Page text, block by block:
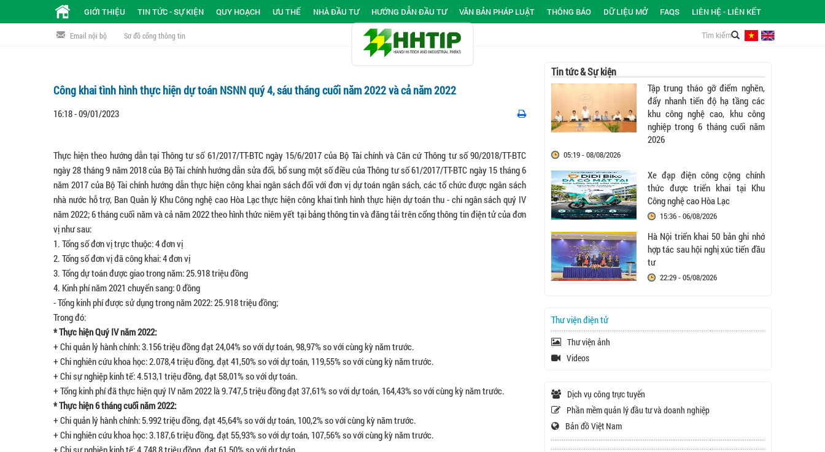
GIỚI THIỆU TIN TỨC - SỰ KIỆN QUY HOẠCH ƯU THẾ NHÀ ĐẦU TƯ HƯỚNG DẪN ĐẦU TƯ VĂN BẢN PHÁP LUẬT THÔNG BÁO DỮ LIỆU MỞ FAQS LIÊN HỆ - LIÊN KẾT
Email nội bộ Sơ đồ cổng thông tin
Công khai tình hình thực hiện dự toán NSNN quý 4, sáu tháng cuối năm 2022 và cả năm 2022
16:18 - 09/01/2023
Thực hiện theo hướng dẫn tại Thông tư số 61/2017/TT-BTC ngày 15/6/2017 của Bộ Tài chính và Căn cứ Thông tư số 90/2018/TT-BTC
ngày 28 tháng 9 năm 2018 của Bộ Tài chính hướng dẫn sửa đổi, bổ sung một số điều của Thông tư số 61/2017/TT-BTC ngày 15 tháng 6
năm 2017 của Bộ Tài chính hướng dẫn thực hiện công khai ngân sách đối với đơn vị dự toán ngân sách, các tổ chức được ngân sách
nhà nước hỗ trợ, Ban Quản lý Khu Công nghệ cao Hòa Lạc thực hiện công khai tình hình thực hiện dự toán thu - chi ngân sách quý IV
năm 2022; 6 tháng cuối năm và cả năm 2022 theo hình thức niêm yết tại bảng thông tin và đăng tải trên cổng thông tin điện tử của đơn
vị như sau:
1. Tổng số đơn vị trực thuộc: 4 đơn vị
2. Tổng số đơn vị đã công khai: 4 đơn vị
3. Tổng dự toán được giao trong năm: 25.918 triệu đồng
4. Kinh phí năm 2021 chuyển sang: 0 đồng
-Tổng kinh phí được sử dụng trong năm 2022: 25.918 triệu đồng;
Trong đó:
* Thực hiện Quý IV năm 2022:
+ Chi quản lý hành chính: 3.156 triệu đồng đạt 24,04% so với dự toán, 98,97% so với cùng kỳ năm trước.
+ Chi nghiên cứu khoa học: 2.078,4 triệu đồng, đạt 41,50% so với dự toán, 119,55% so với cùng kỳ năm trước.
+ Chi sự nghiệp kinh tế: 4.513,1 triệu đồng, đạt 58,01% so với dự toán.
+ Tổng kinh phí đã thực hiện quý IV năm 2022 là 9.747,5 triệu đồng đạt 37,61% so với dự toán, 164,43% so với cùng kỳ năm trước.
* Thực hiện 6 tháng cuối năm 2022:
+ Chi quản lý hành chính: 5.992 triệu đồng, đạt 45,64% so với dự toán, 100,2% so với cùng kỳ năm trước.
+ Chi nghiên cứu khoa học: 3.187,6 triệu đồng, đạt 55,93% so với dự toán, 107,56% so với cùng kỳ năm trước.
+ Chi sự nghiệp kinh tế: 4.748,8 triệu đồng, đạt 61,50% so với dự toán.
Tin tức & Sự kiện
Tập trung tháo gỡ điểm nghẽn,
đẩy nhanh tiến độ hạ tầng các
khu công nghệ cao, khu công
nghiệp trong 6 tháng cuối năm
2026
05:19 - 08/08/2026
Xe đạp điện công cộng chính
thức được triển khai tại Khu
Công nghệ cao Hòa Lạc
15:36 - 06/08/2026
Hà Nội triển khai 50 bản ghi nhớ
hợp tác sau hội nghị xúc tiến đầu
tư
22:29 - 05/08/2026
Thư viện điện tử
Thư viện ảnh
Videos
Dịch vụ công trực tuyến
Phần mềm quản lý đầu tư và doanh nghiệp
Bản đồ Việt Nam